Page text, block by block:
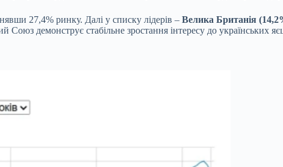
27,4% ринку. Далі у списку лідерів – Велика Британія
демонструє стабільне зростання інтересу до українських